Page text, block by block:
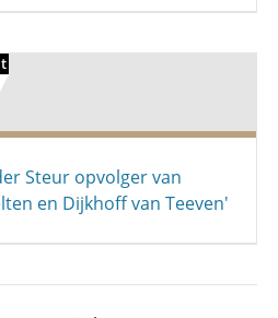
Steur opvolger van
en Dijkhoff van Teeven'